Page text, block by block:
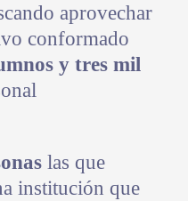
aprovechar
conformado
y tres mil
las que
institución que